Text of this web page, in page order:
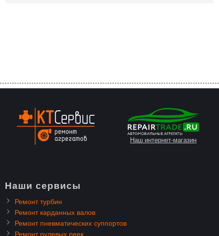
Наш интернет-магазин
Наши сервисы
Ремонт турбин
Ремонт карданных валов
Ремонт пневматических суппортов
Ремонт рулевых реек